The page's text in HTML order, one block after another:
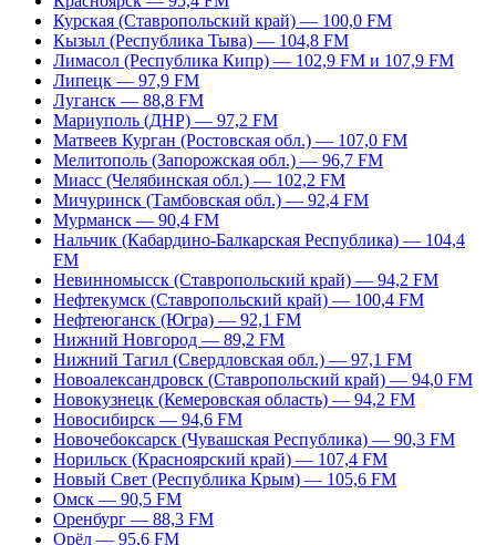
Курская (Ставропольский край) — 100,0 FM
Кызыл (Республика Тыва) — 104,8 FM
Лимасол (Республика Кипр) — 102,9 FM и 107,9 FM
Липецк — 97,9 FM
Луганск — 88,8 FM
Мариуполь (ДНР) — 97,2 FM
Матвеев Курган (Ростовская обл.) — 107,0 FM
Мелитополь (Запорожская обл.) — 96,7 FM
Миасс (Челябинская обл.) — 102,2 FM
Мичуринск (Тамбовская обл.) — 92,4 FM
Мурманск — 90,4 FM
Нальчик (Кабардино-Балкарская Республика) — 104,4
FM
Невинномысск (Ставропольский край) — 94,2 FM
Нефтекумск (Ставропольский край) — 100,4 FM
Нефтеюганск (Югра) — 92,1 FM
Нижний Новгород — 89,2 FM
Нижний Тагил (Свердловская обл.) — 97,1 FM
Новоалександровск (Ставропольский край) — 94,0 FM
Новокузнецк (Кемеровская область) — 94,2 FM
Новосибирск — 94,6 FM
Новочебоксарск (Чувашская Республика) — 90,3 FM
Норильск (Красноярский край) — 107,4 FM
Новый Свет (Республика Крым) — 105,6 FM
Омск — 90,5 FM
Оренбург — 88,3 FM
Орёл — 95,6 FM